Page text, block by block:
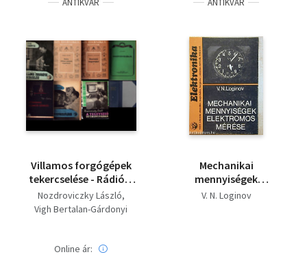
Tankönyv, segédkönyv
Természettudomány
Történelem
Vallás
ANTIKVÁR
Villamos forgógépek
tekercselése - Rádiós,
villamos tanácsok,
megoldások -
Rádiótávvezérlés -
Nozdroviczky László
Vigh Bertalan-Gárdonyi
Online ár:
ANTIKVÁR
Mechanikai
mennyiségek
elektromos mérése
V. N. Loginov